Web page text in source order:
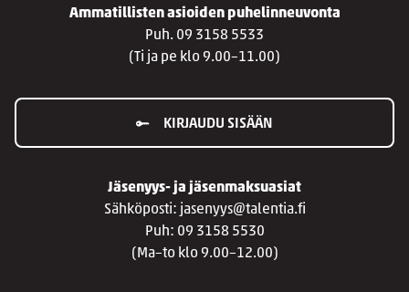
Ammatillisten asioiden puhelinneuvonta
Puh. 09 3158 5533
(Ti ja pe klo 9.00–11.00)
KIRJAUDU SISÄÄN
Jäsenyys- ja jäsenmaksuasiat
Sähköposti: jasenyys@talentia.fi
Puh: 09 3158 5530
(Ma–to klo 9.00–12.00)